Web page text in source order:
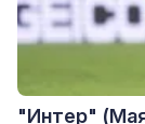
"Интер"